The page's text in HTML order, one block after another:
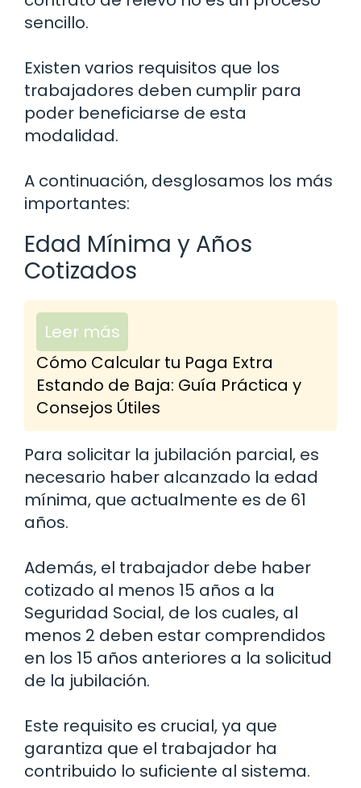
sencillo.
Existen varios requisitos que los
trabajadores deben cumplir para
poder beneficiarse de esta
modalidad.
A continuación, desglosamos los más
importantes:
Edad Mínima y Años
Cotizados
Leer más
Cómo Calcular tu Paga Extra
Estando de Baja: Guía Práctica y
Consejos Útiles
Para solicitar la jubilación parcial, es
necesario haber alcanzado la edad
mínima, que actualmente es de 61
años.
Además, el trabajador debe haber
cotizado al menos 15 años a la
Seguridad Social, de los cuales, al
menos 2 deben estar comprendidos
en los 15 años anteriores a la solicitud
de la jubilación.
Este requisito es crucial, ya que
garantiza que el trabajador ha
contribuido lo suficiente al sistema.